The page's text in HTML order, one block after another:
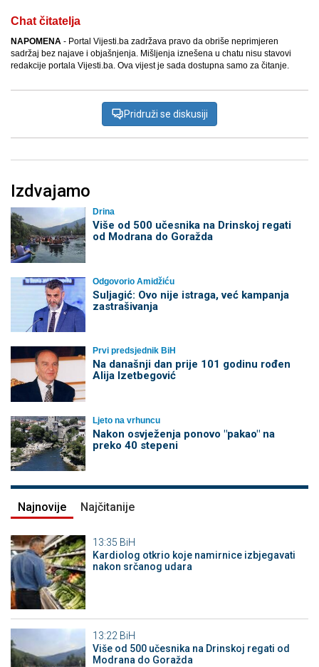
Chat čitatelja
NAPOMENA - Portal Vijesti.ba zadržava pravo da obriše neprimjeren
sadržaj bez najave i objašnjenja. Mišljenja iznešena u chatu nisu stavovi
redakcije portala Vijesti.ba. Ova vijest je sada dostupna samo za čitanje.
Pridruži se diskusiji
Izdvajamo
Drina
Više od 500 učesnika na Drinskoj regati
od Modrana do Goražda
Odgovorio Amidžiću
Suljagić: Ovo nije istraga, već kampanja
zastrašivanja
Prvi predsjednik BiH
Na današnji dan prije 101 godinu rođen
Alija Izetbegović
Ljeto na vrhuncu
Nakon osvježenja ponovo "pakao" na
preko 40 stepeni
Najnovije Najčitanije
13:35 BiH
Kardiolog otkrio koje namirnice izbjegavati
nakon srčanog udara
13:22 BiH
Više od 500 učesnika na Drinskoj regati od
Modrana do Goražda